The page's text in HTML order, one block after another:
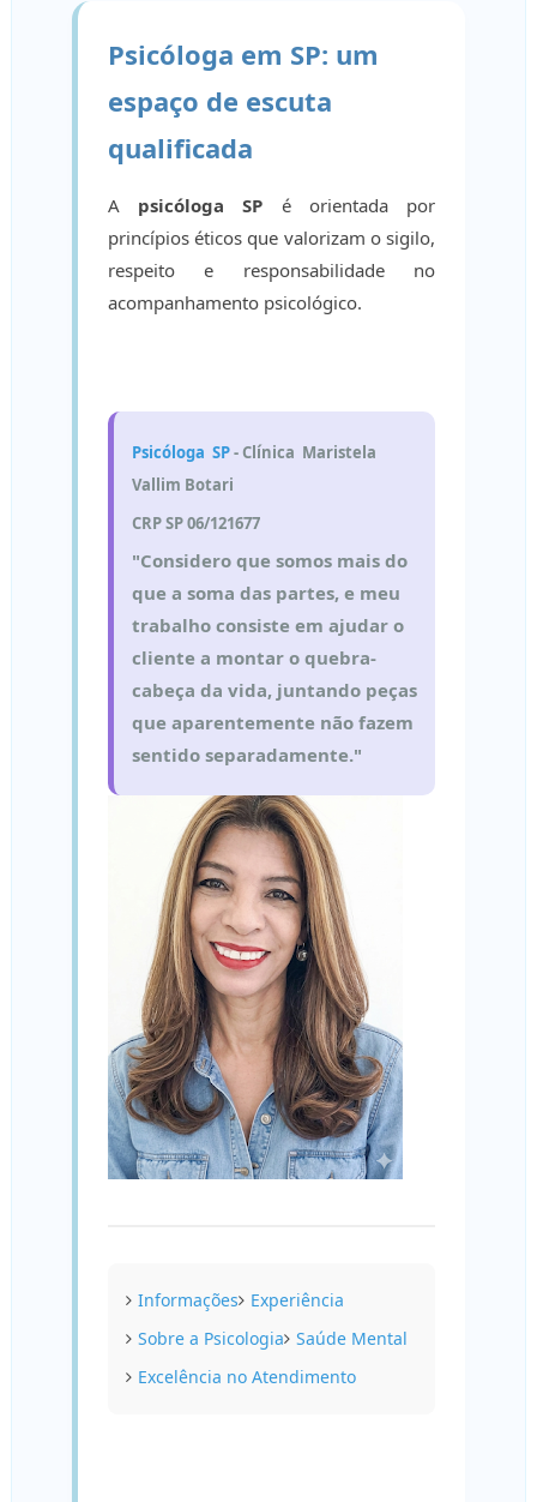
Psicóloga em SP: um
espaço de escuta
qualificada
A psicóloga SP é orientada por
princípios éticos que valorizam o sigilo,
respeito e responsabilidade no
acompanhamento psicológico.
Psicóloga SP- Clínica Maristela
Vallim Botari
CRP SP 06/121677
"Considero que somos mais do
que a soma das partes, e meu
trabalho consiste em ajudar o
cliente a montar o quebra-
cabeça da vida, juntando peças
que aparentemente não fazem
sentido separadamente."
Informações
Experiência
Sobre a Psicologia Saúde Mental
Excelência no Atendimento